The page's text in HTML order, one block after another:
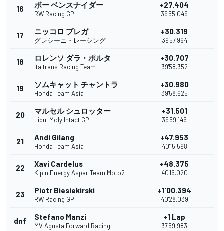
16 ボー ベンスナイダー
RW Racing GP
+27.404
39'55.049
17 ニッコロ ブレガ
グレシーニ・レーシング
+30.319
39'57.964
18 ロレンソ ダラ・ポルタ
Italtrans Racing Team
+30.707
39'58.352
19 ソムキャット チャントラ
Honda Team Asia
+30.980
39'58.625
20 マルセル シュロッター
Liqui Moly Intact GP
+31.501
39'59.146
21 Andi Gilang
Honda Team Asia
+47.953
40'15.598
22 Xavi Cardelus
Kipin Energy Aspar Team Moto2
+48.375
40'16.020
23 Piotr Biesiekirski
RW Racing GP
+1'00.394
40'28.039
dnf Stefano Manzi
MV Agusta Forward Racing
+1 Lap
37'59.983